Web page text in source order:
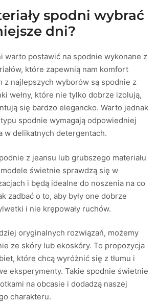
spodni wybrać
dni?
warto postawić na spodnie wykonane z
które zapewnią nam komfort
z najlepszych wyborów są spodnie z
wełny, które nie tylko dobrze izolują,
się bardzo elegancko. Warto jednak
spodnie wymagają odpowiedniej
w delikatnych detergentach.
z jeansu lub grubszego materiału
modele świetnie sprawdzą się w
i będą idealne do noszenia na co
zadbać o to, aby były one dobrze
i nie krępowały ruchów.
oryginalnych rozwiązań, możemy
ze skóry lub ekoskóry. To propozycja
które chcą wyróżnić się z tłumu i
eksperymenty. Takie spodnie świetnie
na obcasie i dodadzą naszej
charakteru.